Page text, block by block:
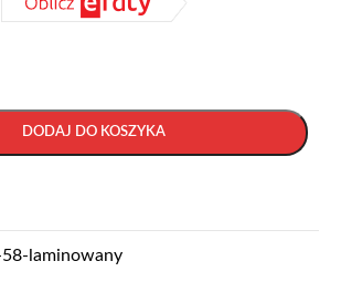
DODAJ DO KOSZYKA
laminowany